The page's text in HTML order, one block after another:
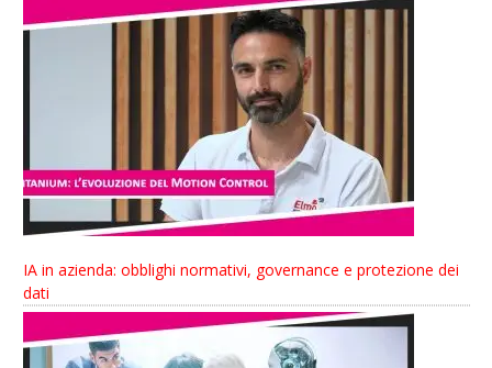
IA in azienda: obblighi normativi, governance e protezione dei
dati